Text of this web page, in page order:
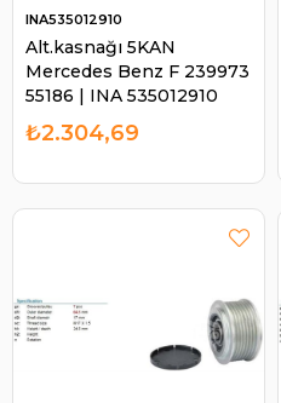
Alt.kasnağı 5KAN
Mercedes Benz F 239973
55186 | INA 535012910
INA535012910
₺2.304,69